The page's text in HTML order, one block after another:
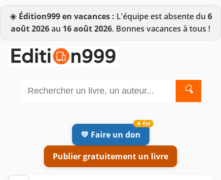
☀️ Édition999 en vacances : L'équipe est absente du 6
août 2026au 16 août 2026. Bonnes vacances à tous !
🔍
💛 Faire un don
Publier gratuitement un livre